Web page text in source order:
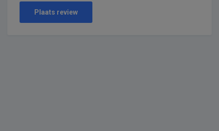
Plaats review